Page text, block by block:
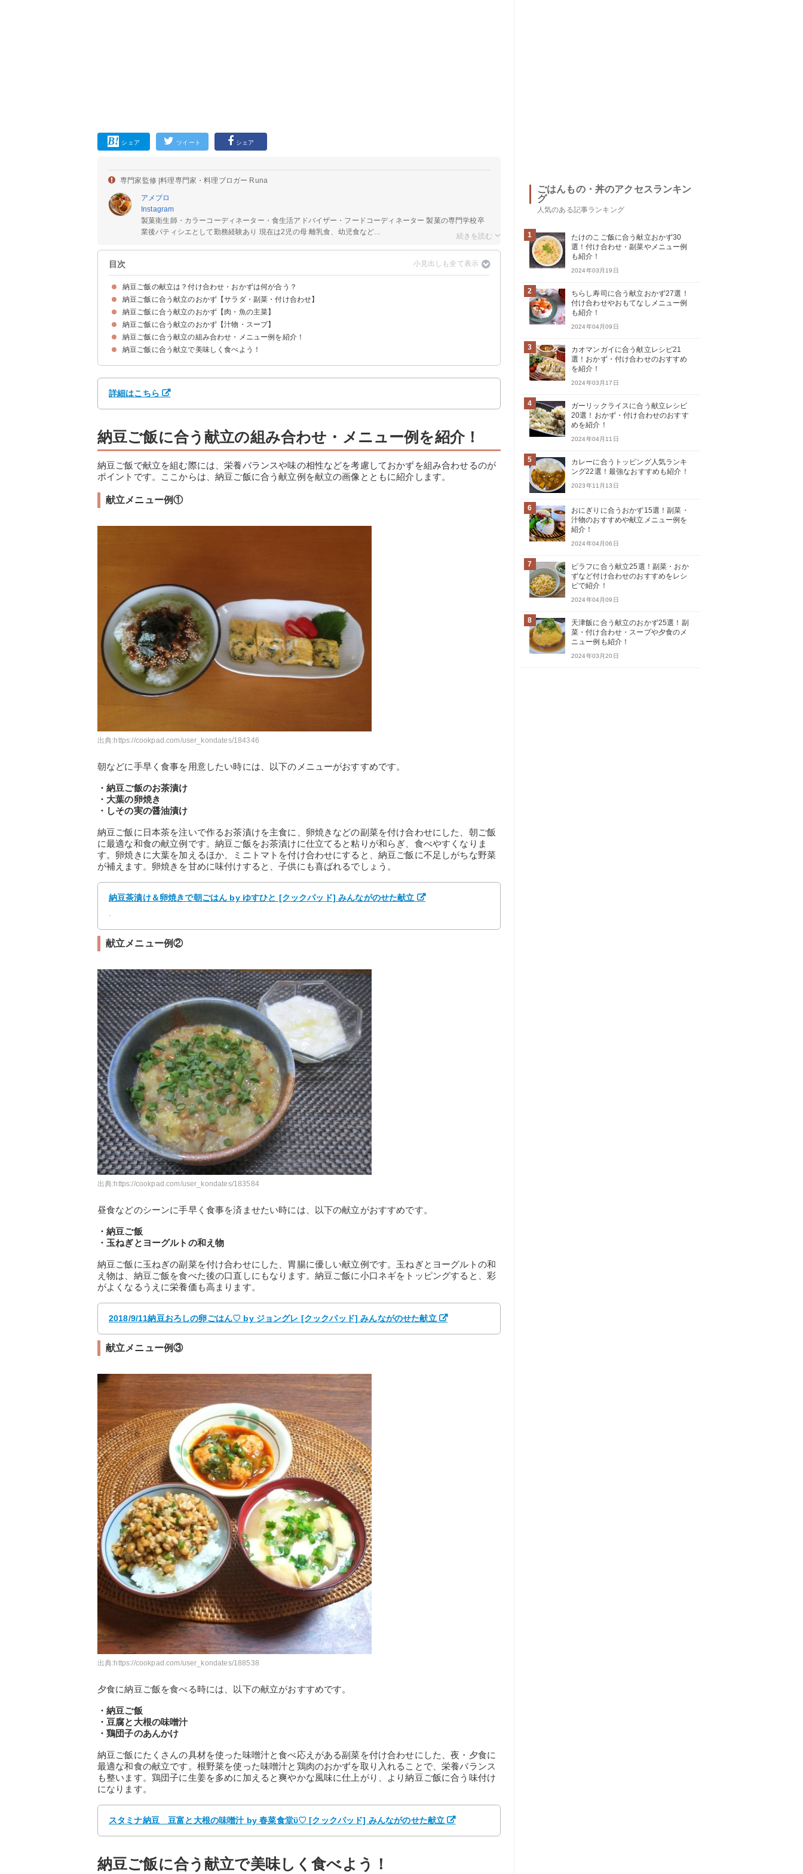
シェア ツイート シェア
専門家監修 |料理専門家・料理ブロガー Runa
アメブロ
Instagram
製菓衛生師・カラーコーディネーター・食生活アドバイザー・フードコーディネーター 製菓の専門学校卒
業後パティシエとして勤務経験あり 現在は2児の母 離乳食、幼児食など...
目次
納豆ご飯の献立は？付け合わせ・おかずは何が合う？
納豆ご飯に合う献立のおかず【サラダ・副菜・付け合わせ】
①きんぴらごぼう
②ほうれん草とかつお節のおひたし
③豆腐サラダ
④冷奴
納豆ご飯に合う献立のおかず【肉・魚の主菜】
①茄子のはさみ揚げ
②ロールキャベツ
③豚バラ大根煮
④豚肉とナスの味噌炒め
⑤豚肉の生姜焼き
⑥肉じゃが
⑦魚の塩焼き
⑧イカの刺身
⑨サバの味噌煮込み
⑩ブリと大根の煮物
納豆ご飯に合う献立のおかず【汁物・スープ】
①味噌汁
②カレースープ
③豚汁
納豆ご飯に合う献立の組み合わせ・メニュー例を紹介！
献立メニュー例①
献立メニュー例②
献立メニュー例③
納豆ご飯に合う献立で美味しく食べよう！
詳細はこちら
納豆ご飯に合う献立の組み合わせ・メニュー例を紹介！
納豆ご飯で献立を組む際には、栄養バランスや味の相性などを考慮しておかずを組み合わせるのが
ポイントです。ここからは、納豆ご飯に合う献立例を献立の画像とともに紹介します。
献立メニュー例①
出典:https://cookpad.com/user_kondates/184346
朝などに手早く食事を用意したい時には、以下のメニューがおすすめです。
・納豆ご飯のお茶漬け
・大葉の卵焼き
・しその実の醤油漬け
納豆ご飯に日本茶を注いで作るお茶漬けを主食に、卵焼きなどの副菜を付け合わせにした、朝ご飯
に最適な和食の献立例です。納豆ご飯をお茶漬けに仕立てると粘りが和らぎ、食べやすくなりま
す。卵焼きに大葉を加えるほか、ミニトマトを付け合わせにすると、納豆ご飯に不足しがちな野菜
が補えます。卵焼きを甘めに味付けすると、子供にも喜ばれるでしょう。
納豆茶漬け＆卵焼きで朝ごはん by ゆすひと [クックパッド] みんながのせた献立
.
献立メニュー例②
出典:https://cookpad.com/user_kondates/183584
昼食などのシーンに手早く食事を済ませたい時には、以下の献立がおすすめです。
・納豆ご飯
・玉ねぎとヨーグルトの和え物
納豆ご飯に玉ねぎの副菜を付け合わせにした、胃腸に優しい献立例です。玉ねぎとヨーグルトの和
え物は、納豆ご飯を食べた後の口直しにもなります。納豆ご飯に小口ネギをトッピングすると、彩
がよくなるうえに栄養価も高まります。
2018/9/11納豆おろしの卵ごはん♡ by ジョングレ [クックパッド] みんながのせた献立
献立メニュー例③
出典:https://cookpad.com/user_kondates/188538
夕食に納豆ご飯を食べる時には、以下の献立がおすすめです。
・納豆ご飯
・豆腐と大根の味噌汁
・鶏団子のあんかけ
納豆ご飯にたくさんの具材を使った味噌汁と食べ応えがある副菜を付け合わせにした、夜・夕食に
最適な和食の献立です。根野菜を使った味噌汁と鶏肉のおかずを取り入れることで、栄養バランス
も整います。鶏団子に生姜を多めに加えると爽やかな風味に仕上がり、より納豆ご飯に合う味付け
になります。
スタミナ納豆 豆富と大根の味噌汁 by 春菜食堂ϋ♡ [クックパッド] みんながのせた献立
納豆ご飯に合う献立で美味しく食べよう！
ごはんもの・丼のアクセスランキン
グ
人気のある記事ランキング
1
たけのこご飯に合う献立おかず30
選！付け合わせ・副菜やメニュー例
も紹介！
2024年03月19日
2
ちらし寿司に合う献立おかず27選！
付け合わせやおもてなしメニュー例
も紹介！
2024年04月09日
3
カオマンガイに合う献立レシピ21
選！おかず・付け合わせのおすすめ
を紹介！
2024年03月17日
4
ガーリックライスに合う献立レシピ
20選！おかず・付け合わせのおすす
めを紹介！
2024年04月11日
5
カレーに合うトッピング人気ランキ
ング22選！最強なおすすめも紹介！
2023年11月13日
6
おにぎりに合うおかず15選！副菜・
汁物のおすすめや献立メニュー例を
紹介！
2024年04月06日
7
ピラフに合う献立25選！副菜・おか
ずなど付け合わせのおすすめをレシ
ピで紹介！
2024年04月09日
8
天津飯に合う献立のおかず25選！副
菜・付け合わせ・スープや夕食のメ
ニュー例も紹介！
2024年03月20日